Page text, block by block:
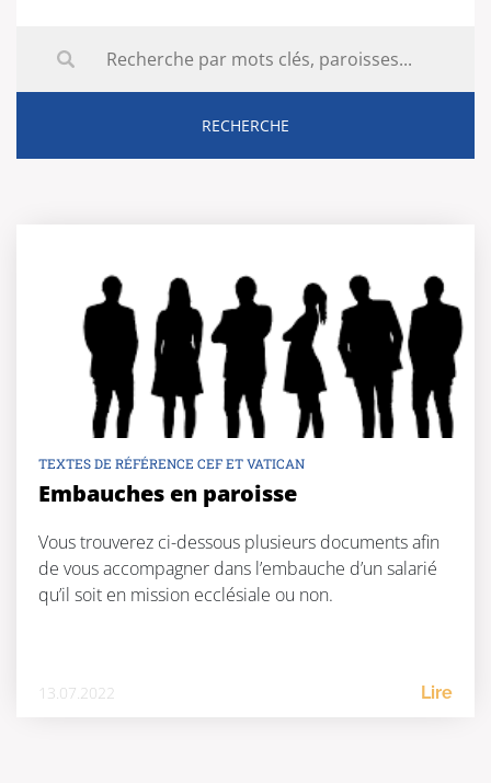
TEXTES DE RÉFÉRENCE CEF ET VATICAN
Embauches en paroisse
Vous trouverez ci-dessous plusieurs documents afin
de vous accompagner dans l’embauche d’un salarié
qu’il soit en mission ecclésiale ou non.
13.07.2022 Lire